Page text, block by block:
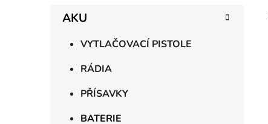
AKU
VYTLAČOVACÍ PISTOLE
RÁDIA
PŘÍSAVKY
BATERIE